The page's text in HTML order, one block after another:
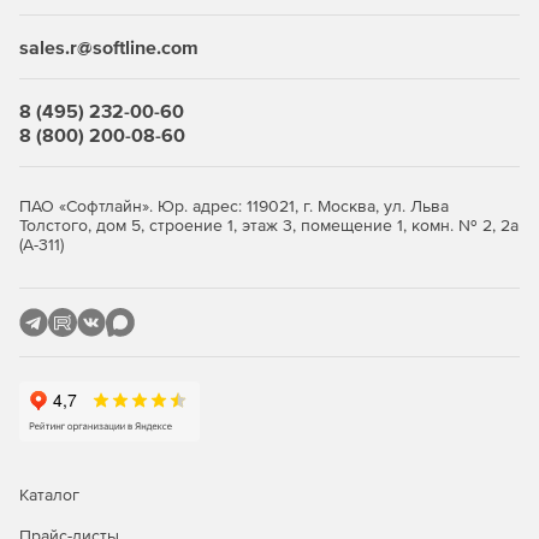
доменных сетях.
Достоверность и прозрачность результатов проверок
унифицированного SCAP-контента других
sales.r@softline.com
8 (495) 232-00-60
8 (800) 200-08-60
ПАО «Софтлайн». Юр. адрес: 119021, г. Москва, ул. Льва
Толстого, дом 5, строение 1, этаж 3, помещение 1, комн. № 2, 2а
(А-311)
Каталог